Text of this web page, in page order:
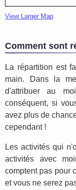
View Larger Map
Comment sont
La répartition est
main. Dans la
d'attribuer au
conséquent, si
avez plus de
cependant !
Les activités qui
activités avec
comptent pas pour
et vous ne serez